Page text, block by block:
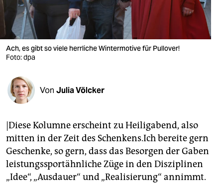
verlag
verlag
veranstaltungen
fragen & hilfe
unterstützen
abo
genossenschaft
epaper login
Ach, es gibt so viele herrliche Wintermotive für Pullover!
Foto: dpa
Von Julia Völcker
|Diese Kolumne erscheint zu Heiligabend, also
mitten in der Zeit des Schenkens.Ich bereite gern
Geschenke, so gern, dass das Besorgen der Gaben
leistungssportähnliche Züge in den Disziplinen
„Idee“, „Ausdauer“ und „Realisierung“ annimmt.